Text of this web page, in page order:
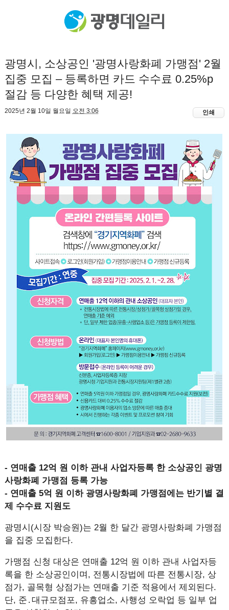
광명시, 소상공인 '광명사랑화폐 가맹점' 2월
집중 모집 – 등록하면 카드 수수료 0.25%p
절감 등 다양한 혜택 제공!
2025년 2월 10일 월요일 오전 3:06 인쇄
- 연매출 12억 원 이하 관내 사업자등록 한 소상공인 광명
사랑화폐 가맹점 등록 가능
- 연매출 5억 원 이하 광명사랑화폐 가맹점에는 반기별 결
제 수수료 지원도
광명시(시장 박승원)는 2월 한 달간 광명사랑화폐 가맹점
을 집중 모집한다.
가맹점 신청 대상은 연매출 12억 원 이하 관내 사업자등
록을 한 소상공인이며, 전통시장법에 따른 전통시장, 상
점가, 골목형 상점가는 연매출 기준 적용에서 제외된다.
단, 준․대규모점포, 유흥업소, 사행성 오락업 등 일부 업